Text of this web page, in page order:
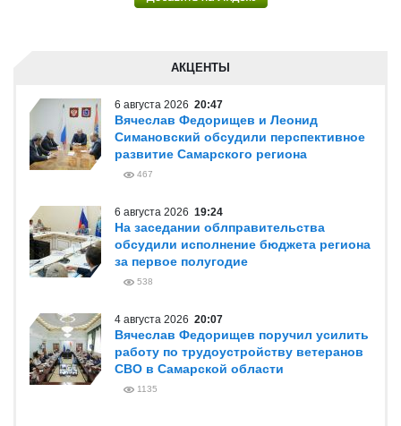
АКЦЕНТЫ
6 августа 2026 20:47
Вячеслав Федорищев и Леонид
Симановский обсудили перспективное
развитие Самарского региона
467
6 августа 2026 19:24
На заседании облправительства
обсудили исполнение бюджета региона
за первое полугодие
538
4 августа 2026 20:07
Вячеслав Федорищев поручил усилить
работу по трудоустройству ветеранов
СВО в Самарской области
1135